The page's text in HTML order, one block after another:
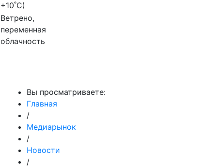
+10˚C)
Ветрено,
переменная
облачность
Вы просматриваете:
Главная
/
Медиарынок
/
Новости
/